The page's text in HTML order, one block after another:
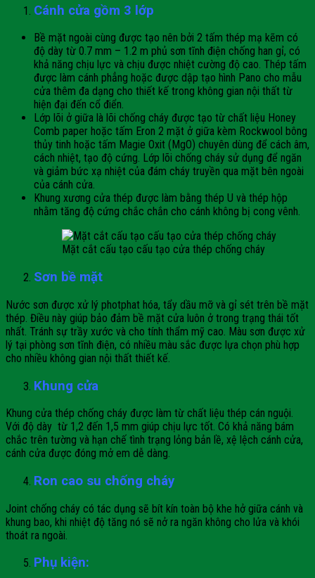
Cánh cửa gồm 3 lớp
Bề mặt ngoài cùng được tạo nên bởi 2 tấm thép mạ kẽm có
độ dày từ 0.7 mm – 1.2 m phủ sơn tĩnh điện chống han gỉ, có
khả năng chịu lực và chịu được nhiệt cường độ cao. Thép tấm
được làm cánh phẳng hoặc được dập tạo hình Pano cho mẫu
cửa thêm đa dạng cho thiết kế trong không gian nội thất từ
hiện đại đến cổ điển.
Lớp lõi ở giữa là lõi chống cháy được tạo từ chất liệu Honey
Comb paper hoặc tấm Eron 2 mặt ở giữa kèm Rockwool bông
thủy tinh hoặc tấm Magie Oxit (MgO) chuyên dùng để cách âm,
cách nhiệt, tạo độ cứng. Lớp lõi chống cháy sử dụng để ngăn
và giảm bức xạ nhiệt của đám cháy truyền qua mặt bên ngoài
của cánh cửa.
Khung xương cửa thép được làm bằng thép U và thép hộp
nhằm tăng độ cứng chắc chắn cho cánh không bị cong vênh.
Mặt cắt cấu tạo cấu tạo cửa thép chống cháy
Sơn bề mặt
Nước sơn được xử lý photphat hóa, tẩy dầu mỡ và gỉ sét trên bề mặt
thép. Điều này giúp bảo đảm bề mặt cửa luôn ở trong trạng thái tốt
nhất. Tránh sự trầy xước và cho tính thẩm mỹ cao. Màu sơn được xử
lý tại phòng sơn tĩnh điện, có nhiều màu sắc được lựa chọn phù hợp
cho nhiều không gian nội thất thiết kế.
Khung cửa
Khung cửa thép chống cháy được làm từ chất liệu thép cán nguội.
Với độ dày từ 1,2 đến 1,5 mm giúp chịu lực tốt. Có khả năng bám
chắc trên tường và hạn chế tình trạng lỏng bản lề, xệ lệch cánh cửa,
cánh cửa được đóng mở em dễ dàng.
Ron cao su chống cháy
Joint chống cháy có tác dụng sẽ bít kín toàn bộ khe hở giữa cánh và
khung bao, khi nhiệt độ tăng nó sẽ nở ra ngăn không cho lửa và khói
thoát ra ngoài.
Phụ kiện: